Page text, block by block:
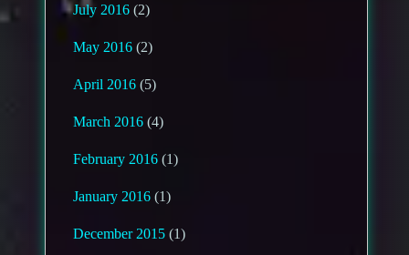
July 2016 (2)
May 2016 (2)
April 2016 (5)
March 2016 (4)
February 2016 (1)
January 2016 (1)
December 2015 (1)